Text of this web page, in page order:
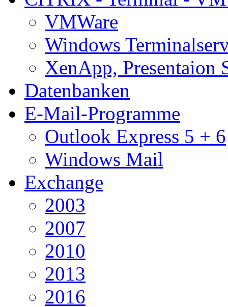
VMWare
Windows
XenApp, Presentaion
Datenbanken
E-Mail-Programme
Outlook Express 5 + 6
Windows Mail
Exchange
2003
2007
2010
2013
2016